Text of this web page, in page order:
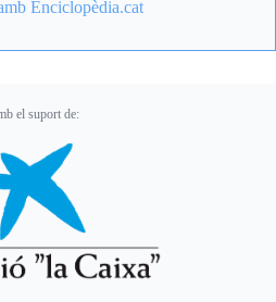
Enciclopèdia.cat
el suport de: